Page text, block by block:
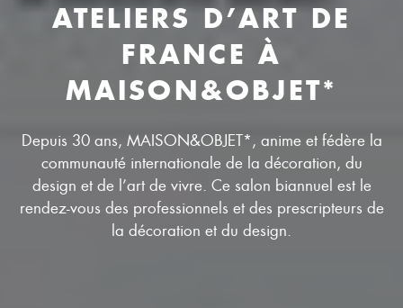
ATELIERS D’ART DE
FRANCE À
MAISON&OBJET*
Depuis 30 ans, MAISON&OBJET*, anime et fédère la
communauté internationale de la décoration, du
design et de l’art de vivre. Ce salon biannuel est le
rendez-vous des professionnels et des prescripteurs de
la décoration et du design.